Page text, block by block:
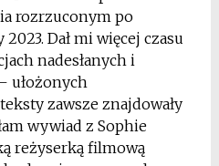
rozrzuconym po
Dał mi więcej czasu
nadesłanych i
ułożonych
zawsze znajdowały
wywiad z Sophie
reżyserką filmową